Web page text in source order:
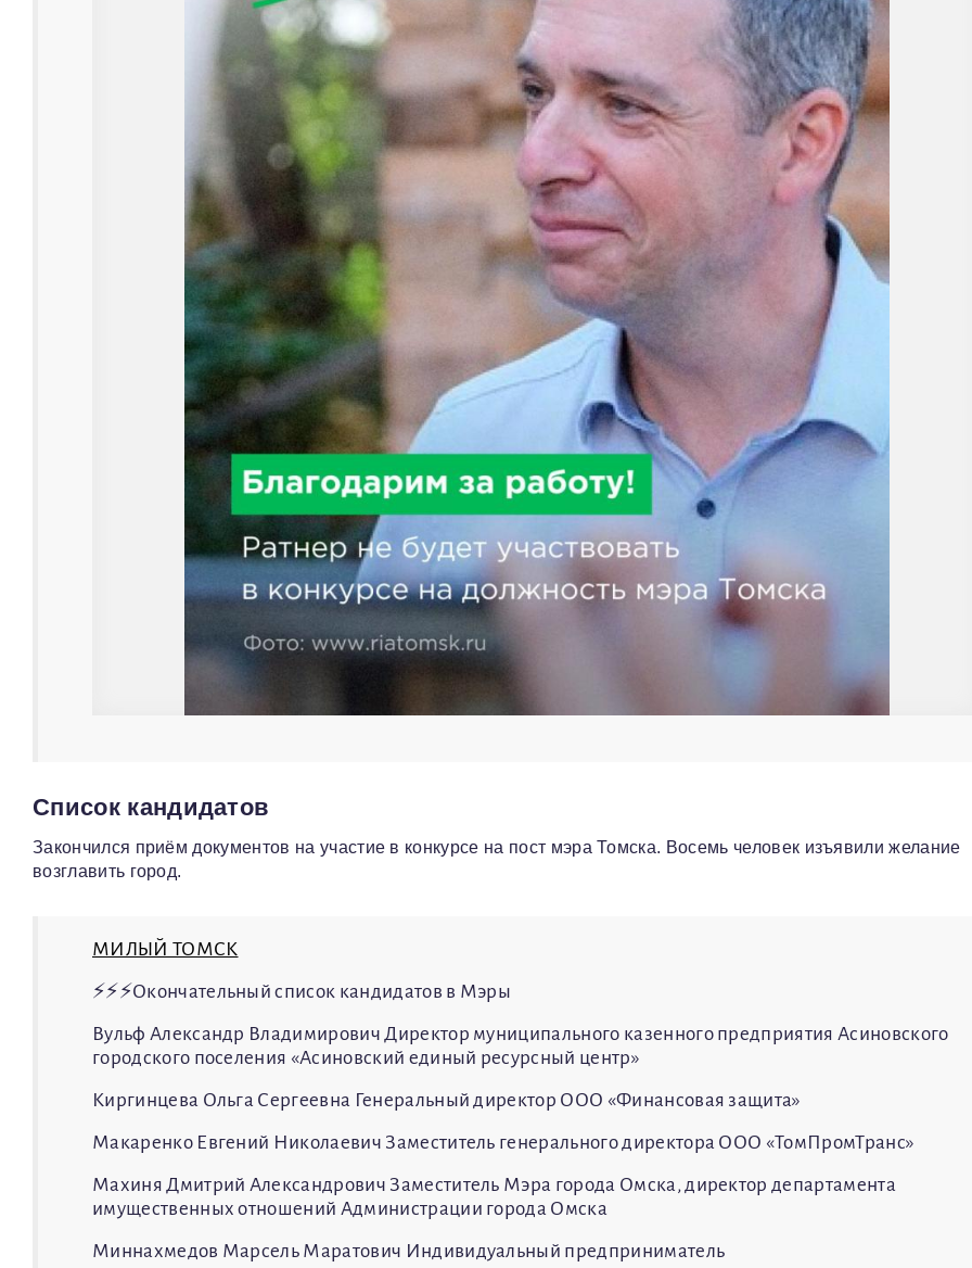
Список кандидатов
Закончился приём документов на участие в конкурсе на пост мэра Томска. Восемь человек изъявили желание
возглавить город.
МИЛЫЙ ТОМСК
⚡️⚡️⚡️Окончательный список кандидатов в Мэры
Вульф Александр Владимирович Директор муниципального казенного предприятия Асиновского
городского поселения «Асиновский единый ресурсный центр»
Киргинцева Ольга Сергеевна Генеральный директор ООО «Финансовая защита»
Макаренко Евгений Николаевич Заместитель генерального директора ООО «ТомПромТранс»
Махиня Дмитрий Александрович Заместитель Мэра города Омска, директор департамента
имущественных отношений Администрации города Омска
Миннахмедов Марсель Маратович Индивидуальный предприниматель